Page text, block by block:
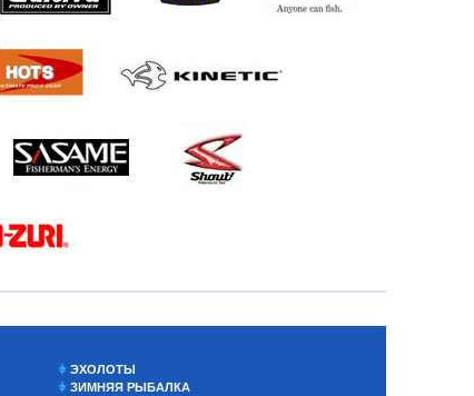
ЭХОЛОТЫ
ЗИМНЯЯ РЫБАЛКА